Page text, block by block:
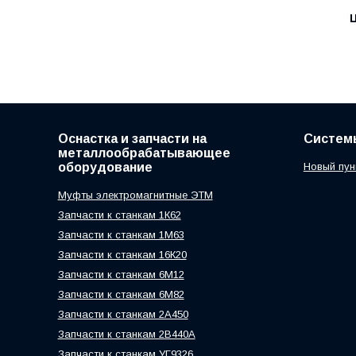
Оснастка и запчасти на
металлообрабатывающее
оборудование
Муфты электромагнитные ЭТМ
Запчасти к станкам 1К62
Запчасти к станкам 1М63
Запчасти к станкам 16К20
Запчасти к станкам 6М12
Запчасти к станкам 6М82
Запчасти к станкам 2А450
Запчасти к станкам 2В440А
Новый